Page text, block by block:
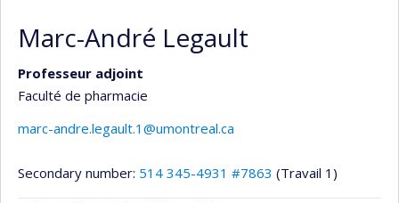
Marc-André Legault
Professeur adjoint
Faculté de pharmacie
marc-andre.legault.1@umontreal.ca
Secondary number: 514 345-4931 #7863 (Travail 1)